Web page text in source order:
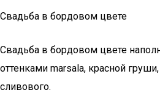
Свадьба в бордовом цвете
Свадьба в бордовом цвете
оттенками marsala, красной
сливового.